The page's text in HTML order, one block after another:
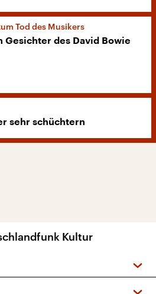
Tod des Musikers
Gesichter des David Bowie
sehr schüchtern
Kultur